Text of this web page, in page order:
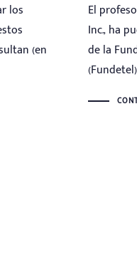
los
(en
El
Inc., ha
de la